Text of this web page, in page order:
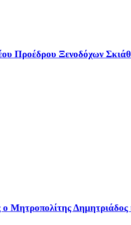
Προέδρου Ξενοδόχων
Δημητριάδος